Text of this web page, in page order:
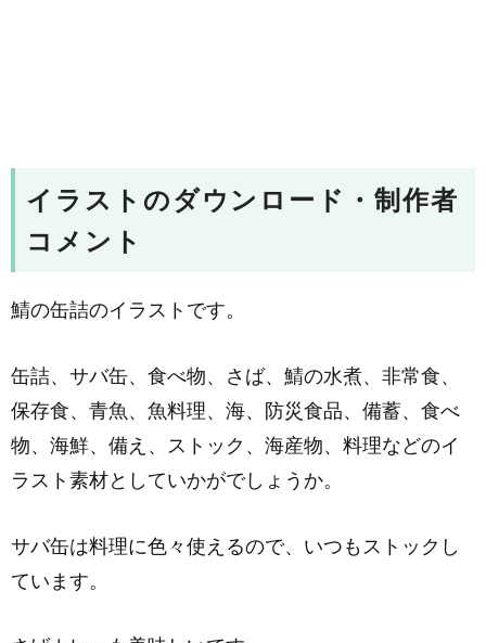
イラストのダウンロード・制作者
コメント
鯖の缶詰のイラストです。
缶詰、サバ缶、食べ物、さば、鯖の水煮、非常食、
保存食、青魚、魚料理、海、防災食品、備蓄、食べ
物、海鮮、備え、ストック、海産物、料理などのイ
ラスト素材としていかがでしょうか。
サバ缶は料理に色々使えるので、いつもストックし
ています。